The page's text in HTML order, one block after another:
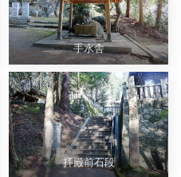
手水舎
拝殿前石段